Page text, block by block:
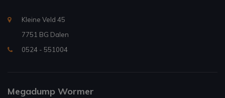
Kleine Veld 45
7751 BG Dalen
0524 - 551004
Megadump Wormer